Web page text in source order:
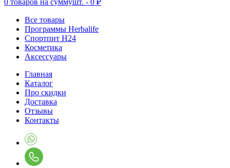
0 товаров на суммушт. - 0 ₽
Все товары
Программы Herbalife
Спортпит H24
Косметика
Аксессуары
Главная
Каталог
Про скидки
Доставка
Отзывы
Контакты